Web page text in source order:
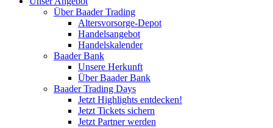
Über Baader Trading
Altersvorsorge-Depot
Handelsangebot
Handelskalender
Baader Bank
Unsere Herkunft
Über Baader Bank
Baader Trading Days
Jetzt Highlights entdecken!
Jetzt Tickets sichern
Jetzt Partner werden